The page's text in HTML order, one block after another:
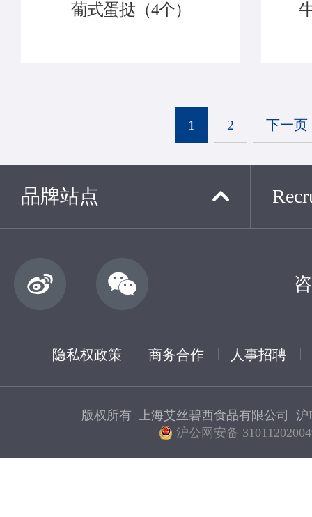
葡式蛋挞（4个）
1 2 下一页
品牌站点
隐私权政策 商务合作 人事招聘
版权所有 上海艾丝碧西食品有限公司 沪
沪公网安备